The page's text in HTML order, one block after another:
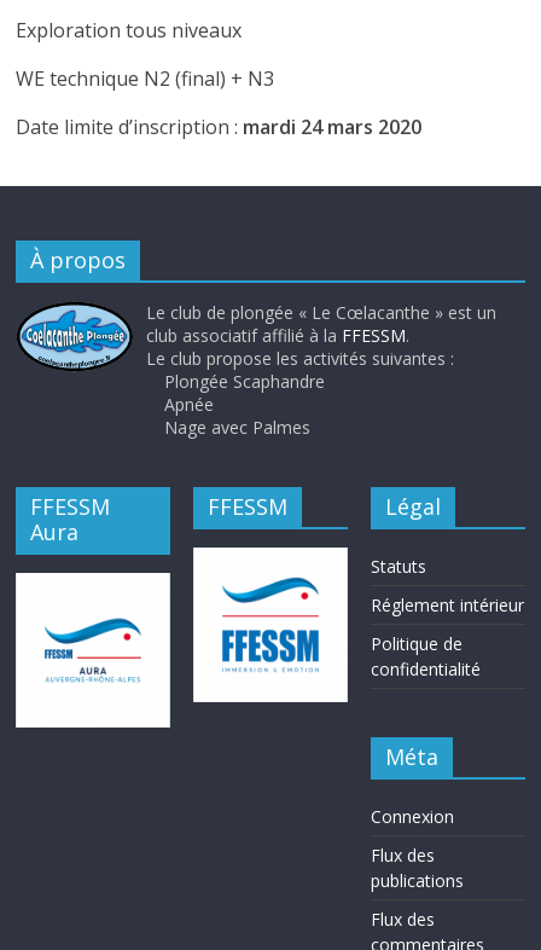
Exploration tous niveaux
WE technique N2 (final) + N3
Date limite d’inscription : mardi 24 mars 2020
À propos
Le club de plongée « Le Cœlacanthe » est un
club associatif affilié à la FFESSM.
Le club propose les activités suivantes :
Plongée Scaphandre
Apnée
Nage avec Palmes
FFESSM
Aura
FFESSM Légal
Statuts
Réglement intérieur
Politique de
confidentialité
Méta
Connexion
Flux des
publications
Flux des
commentaires